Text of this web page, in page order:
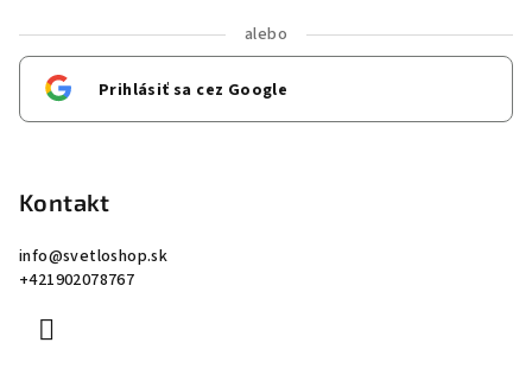
alebo
Prihlásiť sa cez Google
Kontakt
info@svetloshop.sk
+421902078767